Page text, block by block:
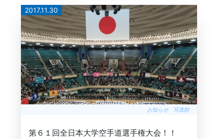
2017.11.30
お知らせ 写真館
第６１回全日本大学空手道選手権大会！！